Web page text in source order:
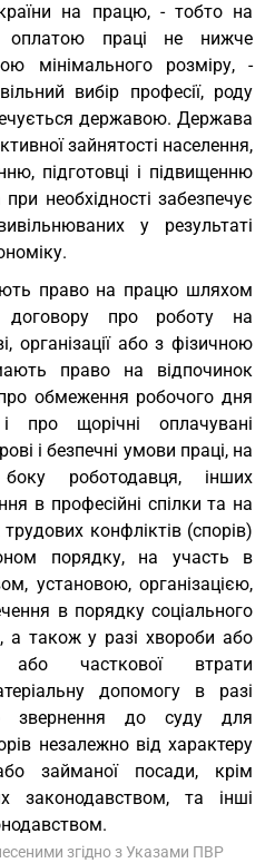
на працю, - тобто на
праці не нижче
мінімального розміру, -
вибір професії, роду
державою. Держава
зайнятості населення,
підготовці і підвищенню
при необхідності забезпечує
у результаті
право на працю шляхом
договору про роботу на
організації або з фізичною
право на відпочинок
обмеження робочого дня
щорічні оплачувані
і безпечні умови праці, на
роботодавця, інших
в професійні спілки та на
конфліктів (спорів)
порядку, на участь в
установою, організацією,
в порядку соціального
а також у разі хвороби або
або часткової втрати
допомогу в разі
звернення до суду для
незалежно від характеру
займаної посади, крім
законодавством, та інші
згідно з Указами ПВР